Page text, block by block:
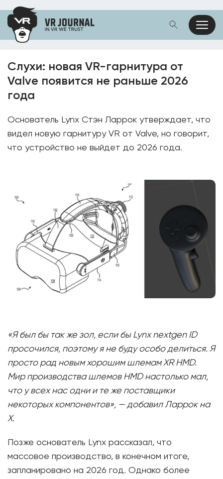
Слухи: новая VR-гарнитура от
Valve появится не раньше 2026
года
Основатель Lynx Стэн Ларрок утверждает, что
видел новую гарнитуру VR от Valve, но говорит,
что устройство не выйдет до 2026 года.
«Я был бы так же зол, если бы Lynx nextgen ID
просочился, поэтому я не буду особо делиться. Я
просто рад новым хорошим шлемам XR HMD.
Мир производства шлемов HMD настолько мал,
что у всех нас одни и те же поставщики
некоторых компонентов», — добавил Ларрок на
X.
Позже основатель Lynx рассказал, что
массовое производство, в конечном итоге,
запланировано на 2026 год. Однако более